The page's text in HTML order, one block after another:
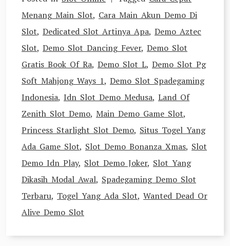
Menang Main Slot, Cara Main Akun Demo Di
Slot, Dedicated Slot Artinya Apa, Demo Aztec
Slot, Demo Slot Dancing Fever, Demo Slot
Gratis Book Of Ra, Demo Slot L, Demo Slot Pg
Soft Mahjong Ways 1, Demo Slot Spadegaming
Indonesia, Idn Slot Demo Medusa, Land Of
Zenith Slot Demo, Main Demo Game Slot,
Princess Starlight Slot Demo, Situs Togel Yang
Ada Game Slot, Slot Demo Bonanza Xmas, Slot
Demo Idn Play, Slot Demo Joker, Slot Yang
Dikasih Modal Awal, Spadegaming Demo Slot
Terbaru, Togel Yang Ada Slot, Wanted Dead Or
Alive Demo Slot